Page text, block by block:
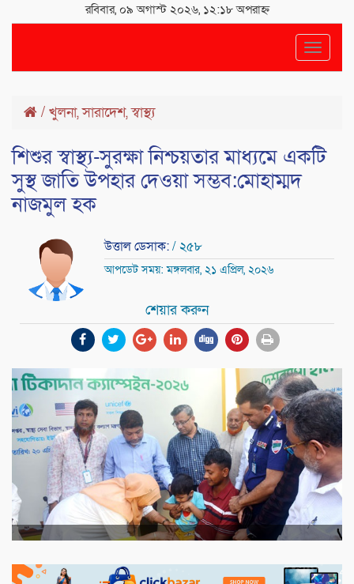
রবিবার, ০৯ অগাস্ট ২০২৬, ১২:১৮ অপরাহ্ন
Toggle
/ খুলনা,সারাদেশ,স্বাস্থ্য
শিশুর স্বাস্থ্য-সুরক্ষা নিশ্চয়তার মাধ্যমে একটি
সুস্থ জাতি উপহার দেওয়া সম্ভব:মোহাম্মদ
নাজমুল হক
উত্তাল ডেসাক:/ ২৫৮
আপডেট সময়: মঙ্গলবার, ২১ এপ্রিল, ২০২৬
শেয়ার করুন